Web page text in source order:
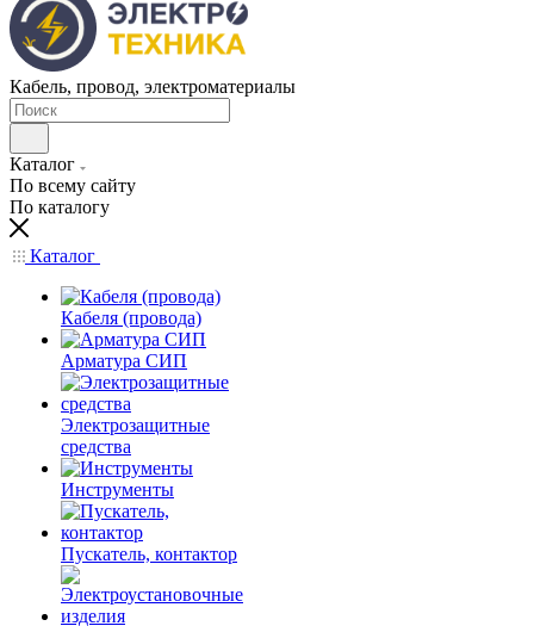
Кабель, провод, электроматериалы
Каталог
По всему сайту
По каталогу
Каталог
Кабеля (провода)
Арматура СИП
Электрозащитные
средства
Инструменты
Пускатель, контактор